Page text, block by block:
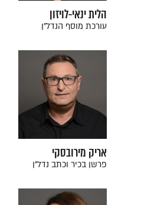
הלית ינאי-לויזון
עורכת מוסף הנדל"ן
אריק מירובסקי
פרשן בכיר וכתב נדל"ן